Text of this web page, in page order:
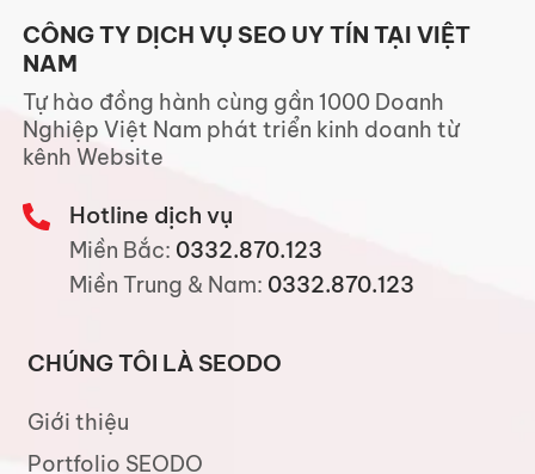
CÔNG TY DỊCH VỤ SEO UY TÍN TẠI VIỆT
NAM
Tự hào đồng hành cùng gần 1000 Doanh
Nghiệp Việt Nam phát triển kinh doanh từ
kênh Website
Hotline dịch vụ
Miền Bắc: 0332.870.123
Miền Trung & Nam: 0332.870.123
CHÚNG TÔI LÀ SEODO
Giới thiệu
Portfolio SEODO